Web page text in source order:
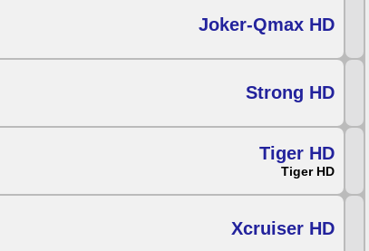
Joker-Qmax HD
Strong HD
Tiger HD
Tiger HD
Xcruiser HD